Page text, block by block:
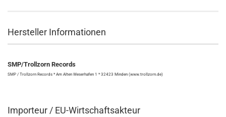
Hersteller Informationen
SMP/Trollzorn Records
SMP / Trollzorn Records * Am Alten Weserhafen 1 * 32423 Minden (www.trollzorn.de)
Importeur / EU-Wirtschaftsakteur